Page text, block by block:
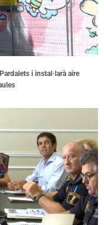
i instal·larà aire